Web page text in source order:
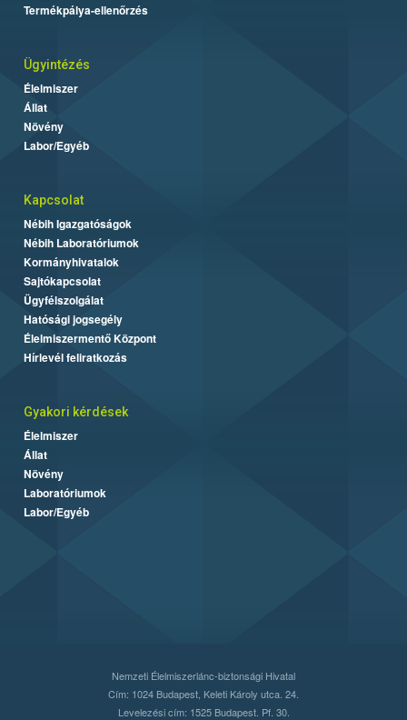
Termékpálya-ellenőrzés
Ügyintézés
Élelmiszer
Állat
Növény
Labor/Egyéb
Kapcsolat
Nébih Igazgatóságok
Nébih Laboratóriumok
Kormányhivatalok
Sajtókapcsolat
Ügyfélszolgálat
Hatósági jogsegély
Élelmiszermentő Központ
Hírlevél feliratkozás
Gyakori kérdések
Élelmiszer
Állat
Növény
Laboratóriumok
Labor/Egyéb
Nemzeti Élelmiszerlánc-biztonsági Hivatal
Cím: 1024 Budapest, Keleti Károly utca. 24.
Levelezési cím: 1525 Budapest. Pf. 30.